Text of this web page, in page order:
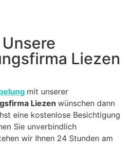
Liezen
mit unserer
Liezen wünschen dann
eine kostenlose Besichtigung
Sie unverbindlich
wir Ihnen 24 Stunden am